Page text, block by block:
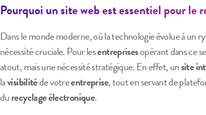
Pourquoi un site web est essentiel pour le
Dans le monde moderne, où la technologie évolue à un
nécessité cruciale. Pour lesentreprisesopérant dans ce
atout, mais une nécessité stratégique. En effet, unsite
lavisibilitéde votreentreprise, tout en servant de
durecyclage électronique.